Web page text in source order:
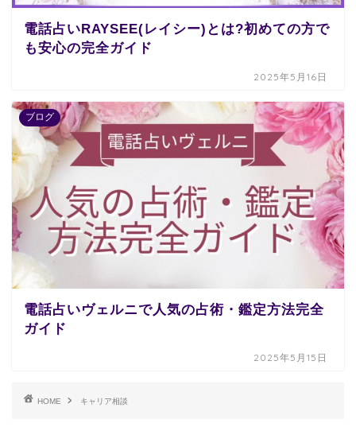
電話占いRAYSEE(レイシー)とは?初めての方で
も安心の完全ガイド
2025年5月16日
ブログ
電話占いヴェルニで人気の占術・鑑定方法完全
ガイド
2025年5月15日
HOME キャリア相談